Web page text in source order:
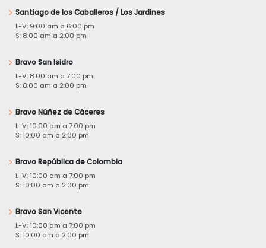
Santiago de los Caballeros / Los Jardines
L-V: 9:00 am a 6:00 pm
S: 8:00 am a 2:00 pm
Bravo San Isidro
L-V: 8:00 am a 7:00 pm
S: 8:00 am a 2:00 pm
Bravo Núñez de Cáceres
L-V: 10:00 am a 7:00 pm
S: 10:00 am a 2:00 pm
Bravo República de Colombia
L-V: 10:00 am a 7:00 pm
S: 10:00 am a 2:00 pm
Bravo San Vicente
L-V: 10:00 am a 7:00 pm
S: 10:00 am a 2:00 pm